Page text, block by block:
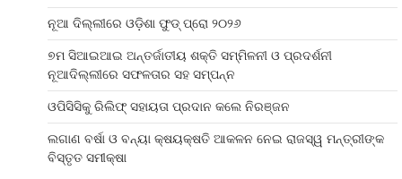
ନୂଆ ଦିଲ୍ଲୀରେ ଓଡ଼ିଶା ଫୁଡ୍ ପ୍ରୋ ୨୦୨୬
୭ମ ସିଆଇଆଇ ଅନ୍ତର୍ଜାତୀୟ ଶକ୍ତି ସମ୍ମିଳନୀ ଓ ପ୍ରଦର୍ଶନୀ
ନୂଆଦିଲ୍ଲୀରେ ସଫଳତାର ସହ ସମ୍ପନ୍ନ
ଓପିସିସିକୁ ରିଲିଫ୍ ସହାୟତା ପ୍ରଦାନ କଲେ ନିରଞ୍ଜନ
ଲଗାଣ ବର୍ଷା ଓ ବନ୍ୟା କ୍ଷୟକ୍ଷତି ଆକଳନ ନେଇ ରାଜସ୍ୱ ମନ୍ତ୍ରୀଙ୍କ
ବିସ୍ତୃତ ସମୀକ୍ଷା